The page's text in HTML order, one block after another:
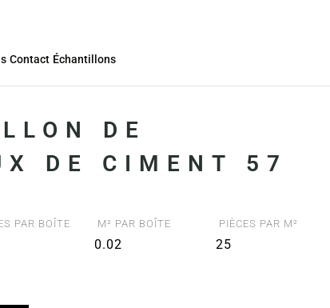
Contact Échantillons
DE
DE CIMENT 57
PAR BOÎTE M² PAR BOÎTE
0.02
PIÈCES PAR M²
25